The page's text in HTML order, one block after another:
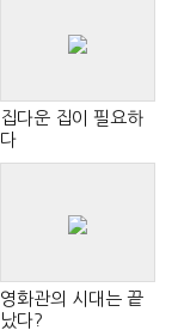
집다운 집이 필요하
다
영화관의 시대는 끝
났다?